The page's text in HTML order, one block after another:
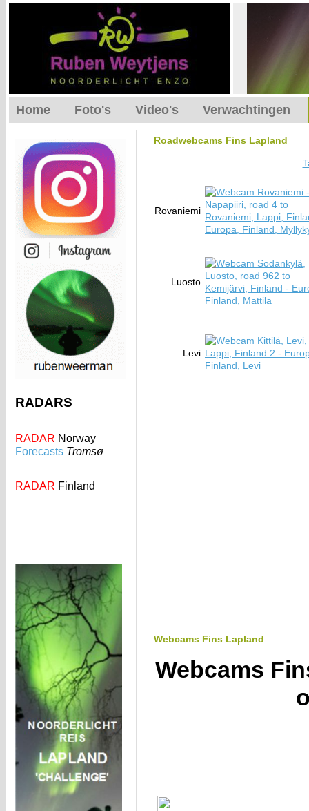
Roadwebcams Fins Lapland
Rovaniemi
Luosto
Levi
Webcams Fins Lapland
Webcams
Home Foto's Video's Verwachtingen
RADARS
RADAR Norway
Forecasts Tromsø
RADAR Finland